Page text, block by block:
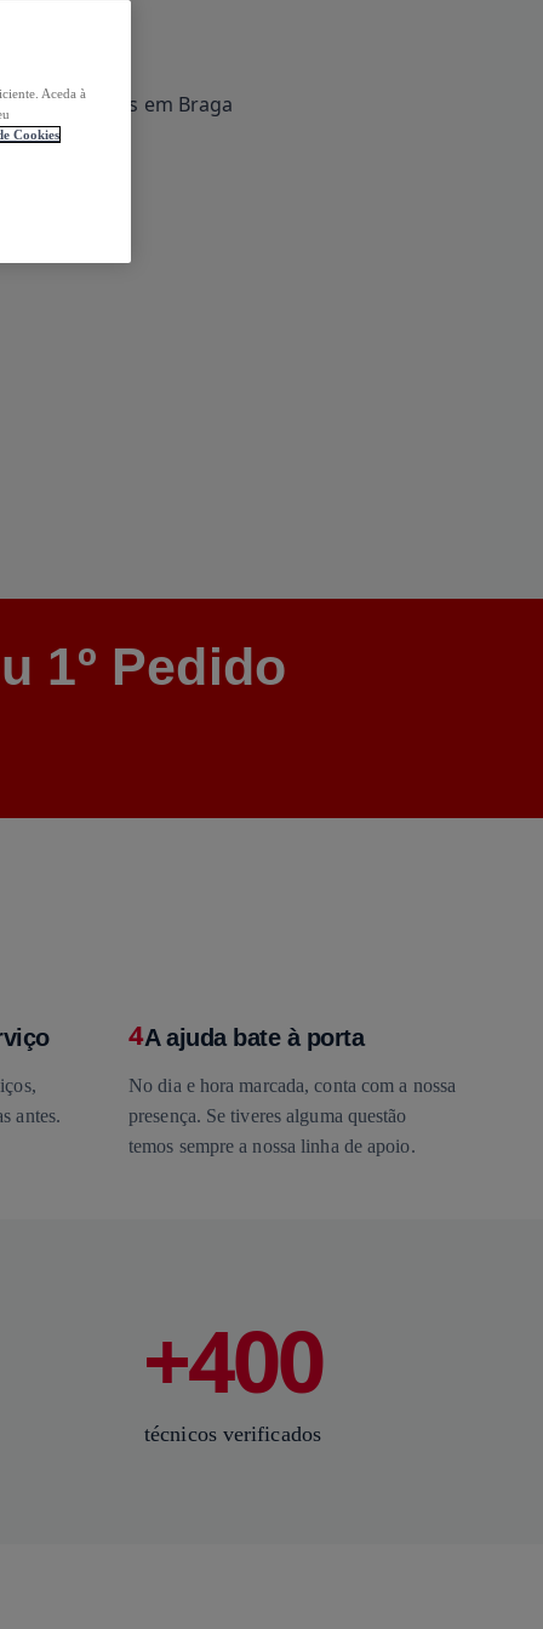
1º Pedido
antes.
4A ajuda bate à porta
No dia e hora marcada, conta com a nossa
presença. Se tiveres alguma questão
temos sempre a nossa linha de apoio.
+400
técnicos verificados
Aceda à
Cookies